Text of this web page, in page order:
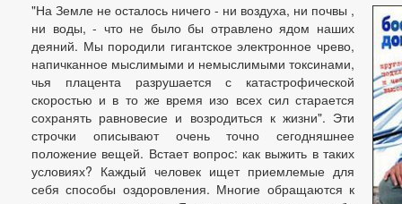
"На Земле не осталось ничего - ни воздуха, ни почвы ,
ни воды, - что не было бы отравлено ядом наших
деяний. Мы породили гигантское электронное чрево,
напичканное мыслимыми и немыслимыми токсинами,
чья плацента разрушается с катастрофической
скоростью и в то же время изо всех сил старается
сохранять равновесие и возродиться к жизни". Эти
строчки описывают очень точно сегодняшнее
положение вещей. Встает вопрос: как выжить в таких
условиях? Каждый человек ищет приемлемые для
себя способы оздоровления. Многие обращаются к